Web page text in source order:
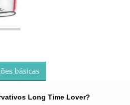
básicas
Long Time Lover?